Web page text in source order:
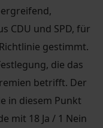
CDU und SPD, für
gestimmt.
die das
betrifft. Der
in diesem Punkt
mit 18 Ja / 1 Nein